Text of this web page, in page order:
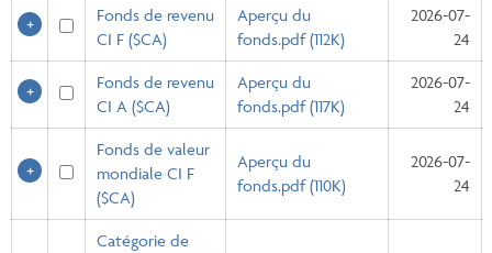
Fonds de revenu
CI F ($CA)
Aperçu du
fonds.pdf (112K)
2026-07-
24
Fonds de revenu
CI A ($CA)
Aperçu du
fonds.pdf (117K)
2026-07-
24
Fonds de valeur
mondiale CI F
($CA)
Aperçu du
fonds.pdf (110K)
2026-07-
24
Catégorie de